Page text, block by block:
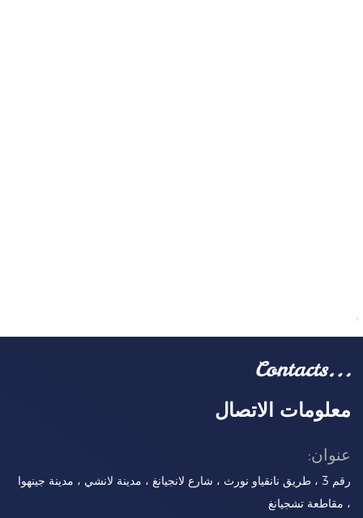
معلومات الاتصال
عنوان:
رقم 3 ، طريق نانقياو نورث ، شارع لانجيانغ ، مدينة لانشي ، مدينة جينهوا
، مقاطعة تشجيانغ